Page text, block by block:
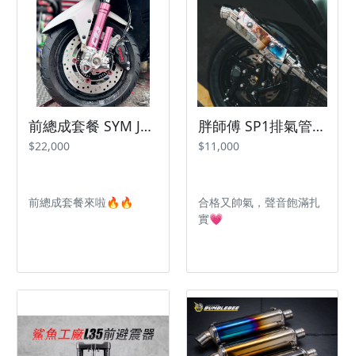
前總成套餐 SYM Jetsl Drg 曼巴
$22,000
前總成套餐來啦🔥🔥
胖師傅 SP1排氣管 JETSl 曼巴 💯
$11,000
合格又帥氣，聲音飽滿扎
實💗